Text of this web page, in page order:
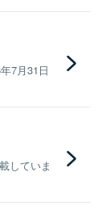
7月31日
していま